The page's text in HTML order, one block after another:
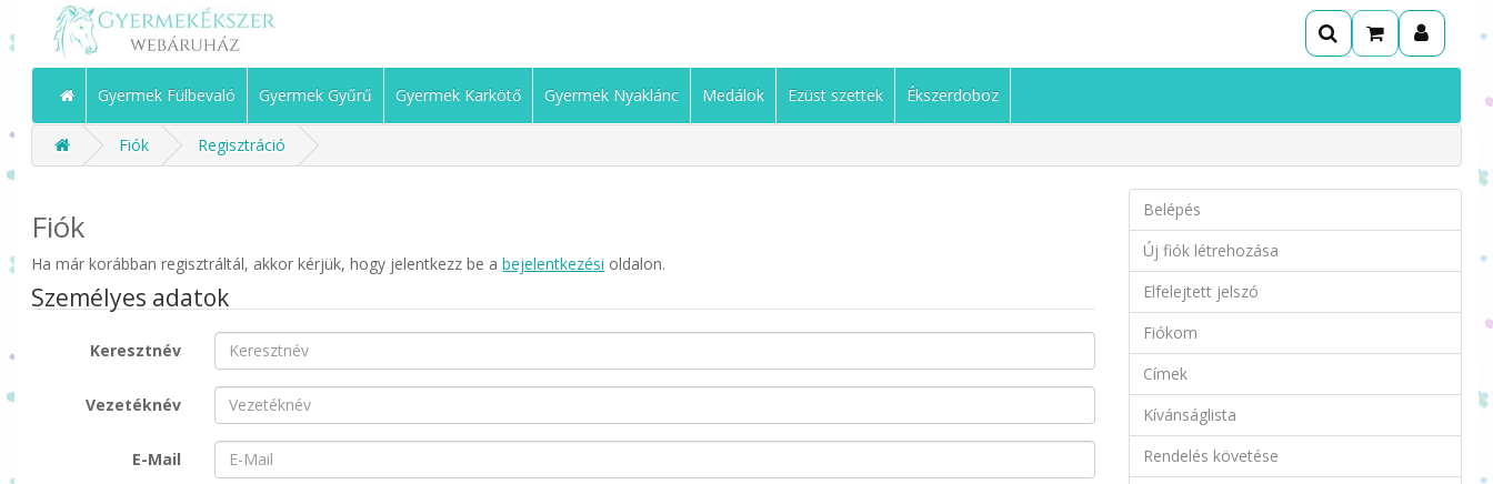
Gyermek Fülbevaló Gyermek Gyűrű Gyermek Karkötő Gyermek Nyaklánc Medálok Ezüst szettek Ékszerdoboz
Fiók Regisztráció
Fiók
Ha már korábban regisztráltál, akkor kérjük, hogy jelentkezz be abejelentkezési oldalon.
Személyes adatok
Keresztnév
Vezetéknév
E-Mail
Belépés
Új fiók létrehozása
Elfelejtett jelszó
Fiókom
Címek
Kívánságlista
Rendelés követése